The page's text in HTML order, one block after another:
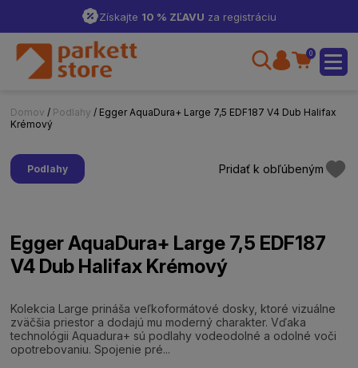
Získajte 10 % ZĽAVU za registráciu
0
Domov / Podlahy / Egger AquaDura+ Large 7,5 EDF187 V4 Dub Halifax
Krémový
Podlahy Pridať k obľúbeným
Egger AquaDura+ Large 7,5 EDF187
V4 Dub Halifax Krémový
Kolekcia Large prináša veľkoformátové dosky, ktoré vizuálne
zväčšia priestor a dodajú mu moderný charakter. Vďaka
technológii Aquadura+ sú podlahy vodeodolné a odolné voči
opotrebovaniu. Spojenie pré...